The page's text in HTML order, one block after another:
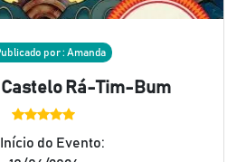
por : Amanda
Castelo Rá-Tim-Bum
Início do Evento: